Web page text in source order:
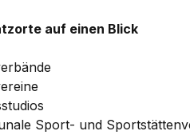
auf einen Blick
Sport- und